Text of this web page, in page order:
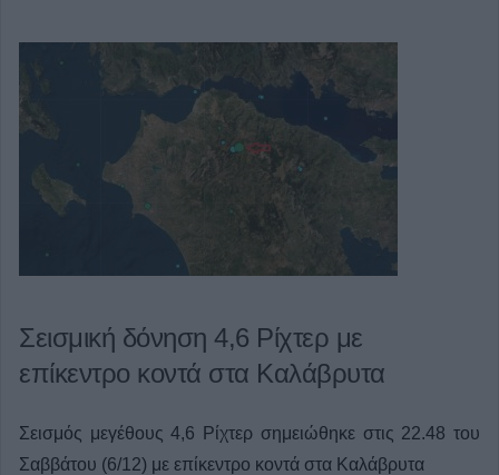
Σεισμική δόνηση 4,6 Ρίχτερ με
επίκεντρο κοντά στα Καλάβρυτα
Σεισμός μεγέθους 4,6 Ρίχτερ σημειώθηκε στις 22.48 του
Σαββάτου (6/12) με επίκεντρο κοντά στα Καλάβρυτα